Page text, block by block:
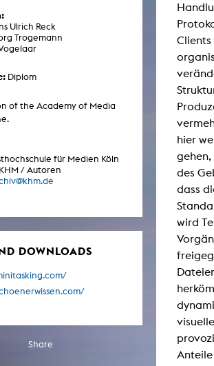
Ulrich Reck
Trogemann
Diplom
of the Academy of Media
für Medien Köln
/ Autoren
DOWNLOADS
Share
Clients
hier
des
dass
wird
Anteile
ARCHIVE
KHM Research
Kölsch-Glas-Edition
Photoszene an der KHM
25 years KHM / Studio talks